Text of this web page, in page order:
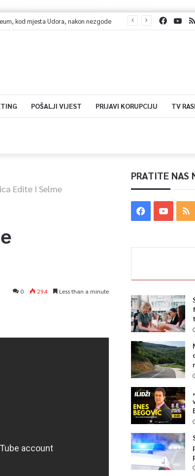
kod mjesta Udora, nakon nezgode
POŠALJI VIJEST PRIJAVI KORUPCIJU TV
Edite I Selme
0 294 Less than a minute
PRATITE NAS